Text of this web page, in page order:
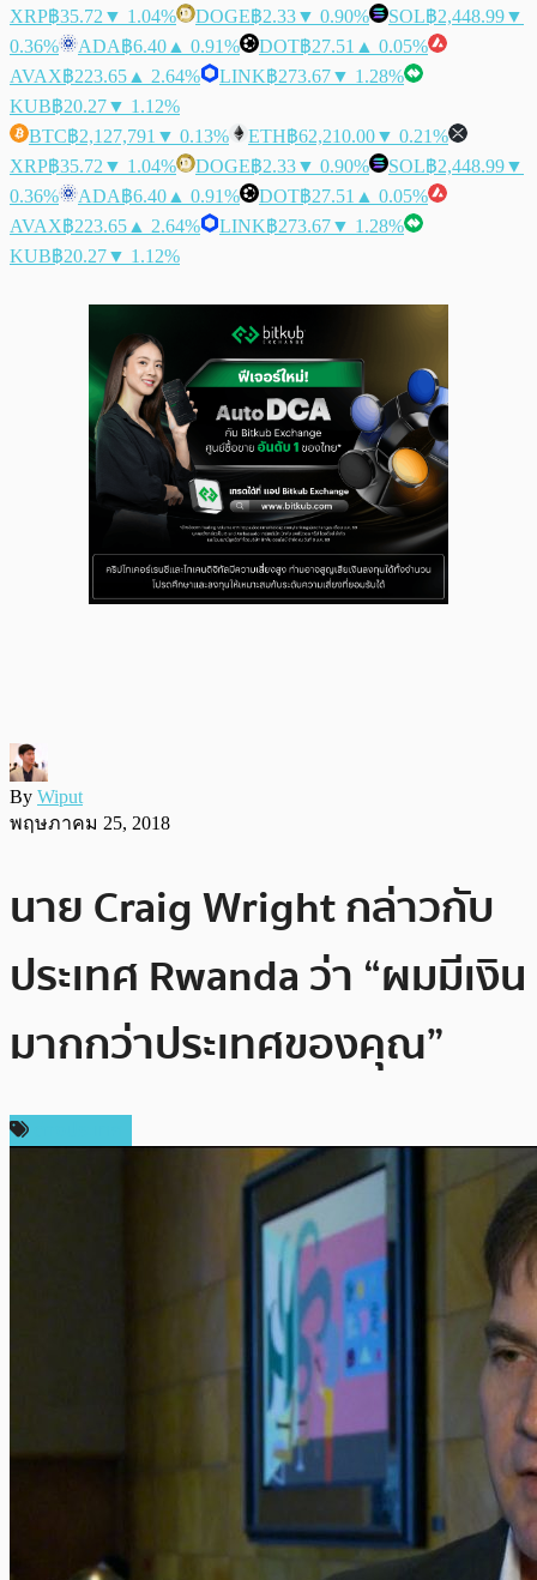
XRP฿35.72 ▼ 1.04% DOGE฿2.33▼ 0.90% SOL฿2,448.99▼
0.36%
ADA฿6.40 ▲ 0.91% DOT฿27.51 ▲ 0.05%
AVAX฿223.65 ▲ 2.64% LINK฿273.67▼ 1.28%
KUB฿20.27▼ 1.12%
BTC฿2,127,791 ▼ 0.13% ETH฿62,210.00▼ 0.21%
XRP฿35.72 ▼ 1.04% DOGE฿2.33▼ 0.90% SOL฿2,448.99▼
0.36%
ADA฿6.40 ▲ 0.91% DOT฿27.51 ▲ 0.05%
AVAX฿223.65 ▲ 2.64% LINK฿273.67▼ 1.28%
KUB฿20.27▼ 1.12%
By Wiput
พฤษภาคม 25, 2018
นาย Craig Wright กล่าวกับ
ประเทศ Rwanda ว่า “ผมมีเงิน
มากกว่าประเทศของคุณ”